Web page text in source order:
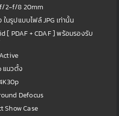
f/2-f/8 20mm
นรูปแบบไฟล์ JPG เท่านั้น
[ PDAF + CDAF ] พร้อมรองรับ
แนวตั้ง
Defocus
Show Case